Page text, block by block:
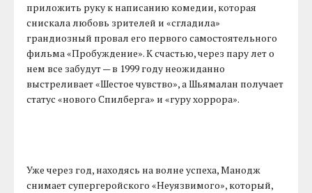
приложить руку к написанию комедии, которая
снискала любовь зрителей и «сгладила»
грандиозный провал его первого самостоятельного
фильма «Пробуждение». К счастью, через пару лет о
нем все забудут — в 1999 году неожиданно
выстреливает «Шестое чувство», а Шьямалан получает
статус «нового Спилберга» и «гуру хоррора».
Уже через год, находясь на волне успеха, Манодж
снимает супергеройского «Неуязвимого», который,